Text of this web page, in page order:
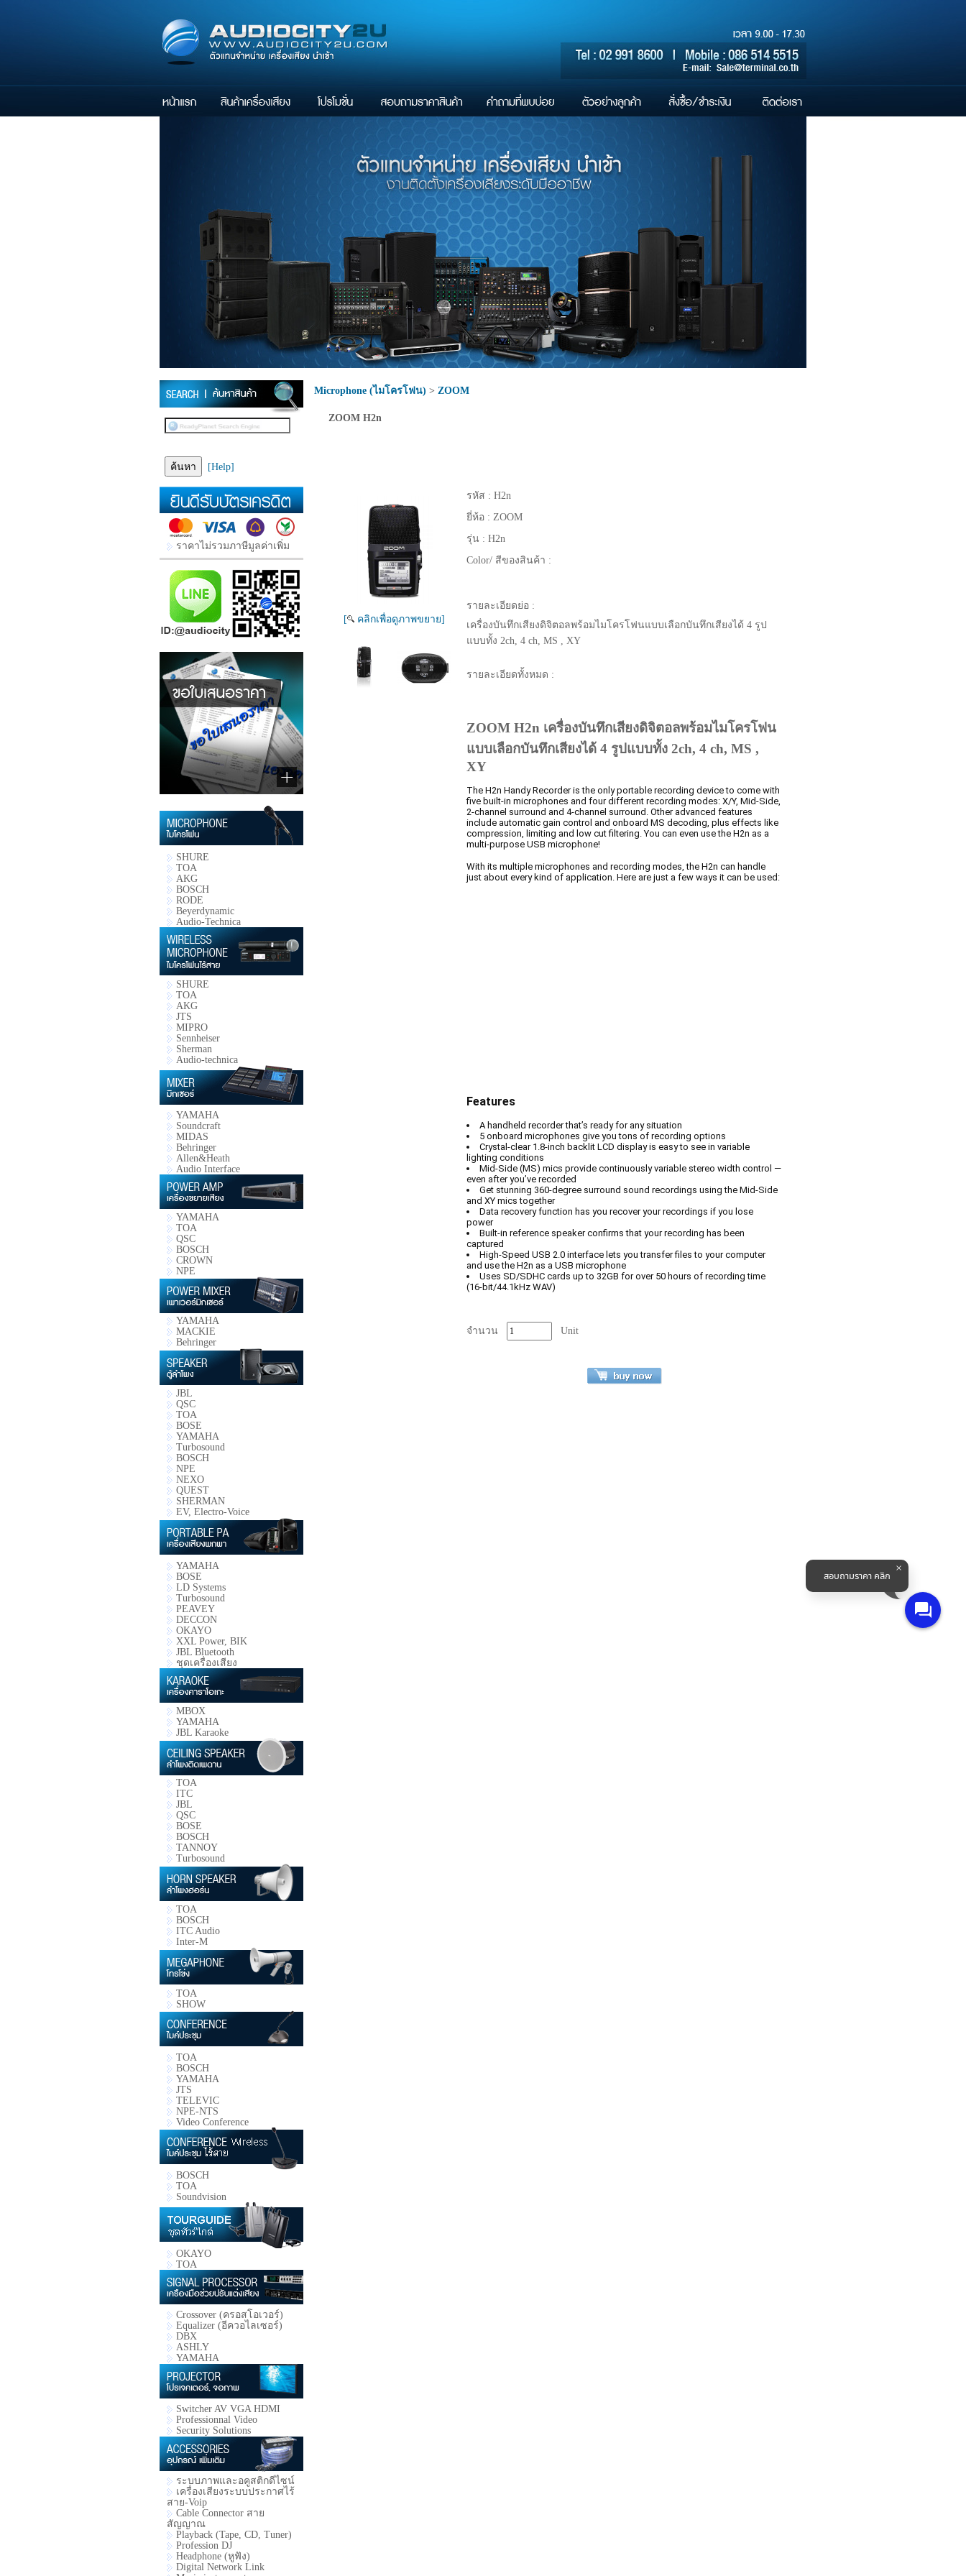
[Help]
ราคาไม่รวมภาษีมูลค่าเพิ่ม
SHURE
TOA
AKG
BOSCH
RODE
Beyerdynamic
Audio-Technica
SHURE
TOA
AKG
JTS
MIPRO
Sennheiser
Sherman
Audio-technica
YAMAHA
Soundcraft
MIDAS
Behringer
Allen&Heath
Audio Interface
YAMAHA
TOA
QSC
BOSCH
CROWN
NPE
YAMAHA
MACKIE
Behringer
JBL
QSC
TOA
BOSE
YAMAHA
Turbosound
BOSCH
NPE
NEXO
QUEST
SHERMAN
EV, Electro-Voice
YAMAHA
BOSE
LD Systems
Turbosound
PEAVEY
DECCON
OKAYO
XXL Power, BIK
JBL Bluetooth
ชุดเครื่องเสียง
MBOX
YAMAHA
JBL Karaoke
TOA
ITC
JBL
QSC
BOSE
BOSCH
TANNOY
Turbosound
TOA
BOSCH
ITC Audio
Inter-M
TOA
SHOW
TOA
BOSCH
YAMAHA
JTS
TELEVIC
NPE-NTS
Video Conference
BOSCH
TOA
Soundvision
OKAYO
TOA
Crossover (ครอสโอเวอร์)
Equalizer (อีควอไลเซอร์)
DBX
ASHLY
YAMAHA
Switcher AV VGA HDMI
Professionnal Video
Security Solutions
ระบบภาพและอคูสติกดีไซน์
เครื่องเสียงระบบประกาศไร้
สาย-Voip
Cable Connector สาย
สัญญาณ
Playback (Tape, CD, Tuner)
Profession DJ
Headphone (หูฟัง)
Digital Network Link
Microphone (ไมโครโฟน) > ZOOM
ZOOM H2n
[ คลิกเพื่อดูภาพขยาย]
รหัส : H2n
ยี่ห้อ : ZOOM
รุ่น : H2n
Color/ สีของสินค้า :
รายละเอียดย่อ :
เครื่องบันทึกเสียงดิจิตอลพร้อมไมโครโฟนแบบเลือกบันทึกเสียงได้ 4 รูป
แบบทั้ง 2ch, 4 ch, MS , XY
รายละเอียดทั้งหมด :
ZOOM H2n เครื่องบันทึกเสียงดิจิตอลพร้อมไมโครโฟน
แบบเลือกบันทึกเสียงได้ 4 รูปแบบทั้ง 2ch, 4 ch, MS ,
XY
The H2n Handy Recorder is the only portable recording device to come with
five built-in microphones and four different recording modes: X/Y, Mid-Side,
2-channel surround and 4-channel surround. Other advanced features
include automatic gain control and onboard MS decoding, plus effects like
compression, limiting and low cut filtering. You can even use the H2n as a
multi-purpose USB microphone!
With its multiple microphones and recording modes, the H2n can handle
just about every kind of application. Here are just a few ways it can be used:
Features
A handheld recorder that’s ready for any situation
5 onboard microphones give you tons of recording options
Crystal-clear 1.8-inch backlit LCD display is easy to see in variable
lighting conditions
Mid-Side (MS) mics provide continuously variable stereo width control —
even after you’ve recorded
Get stunning 360-degree surround sound recordings using the Mid-Side
and XY mics together
Data recovery function has you recover your recordings if you lose
power
Built-in reference speaker confirms that your recording has been
captured
High-Speed USB 2.0 interface lets you transfer files to your computer
and use the H2n as a USB microphone
Uses SD/SDHC cards up to 32GB for over 50 hours of recording time
(16-bit/44.1kHz WAV)
จำนวน Unit
สอบถามราคา คลิก